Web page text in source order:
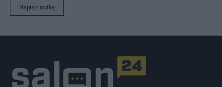
Napisz notkę